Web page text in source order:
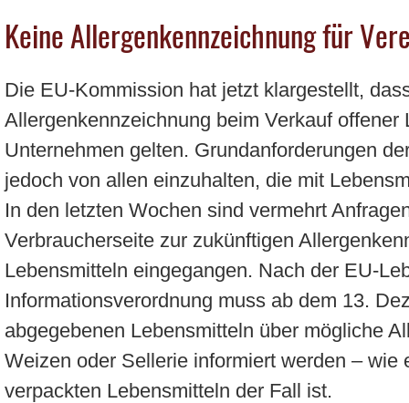
Keine Allergenkennzeichnung für
Die EU-Kommission hat jetzt klargestellt,
Allergenkennzeichnung beim Verkauf offener
Unternehmen gelten. Grundanforderungen
jedoch von allen einzuhalten, die mit
In den letzten Wochen sind vermehrt
Verbraucherseite zur zukünftigen
Lebensmitteln eingegangen. Nach der EU-
Informationsverordnung muss ab dem 13.
abgegebenen Lebensmitteln über mögliche
Weizen oder Sellerie informiert werden – wie
verpackten Lebensmitteln der Fall ist.